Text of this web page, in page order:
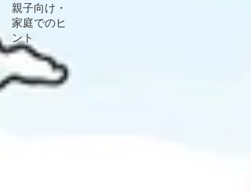
親子向け・
家庭でのヒ
ント